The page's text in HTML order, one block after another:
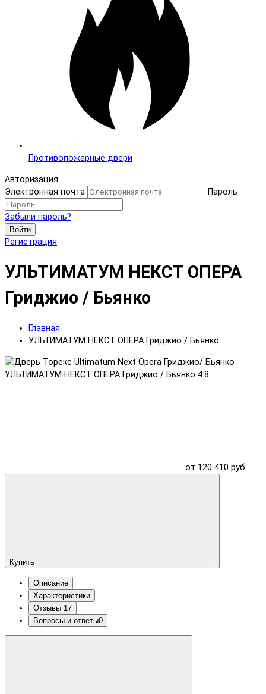
Противопожарные двери
Авторизация
Электронная почта
Пароль
Забыли пароль?
Войти
Регистрация
УЛЬТИМАТУМ НЕКСТ ОПЕРА
Гриджио / Бьянко
Главная
УЛЬТИМАТУМ НЕКСТ ОПЕРА Гриджио / Бьянко
УЛЬТИМАТУМ НЕКСТ ОПЕРА Гриджио / Бьянко 4.8
от 120 410 руб.
Купить
Описание
Характеристики
Отзывы 17
Вопросы и ответы0